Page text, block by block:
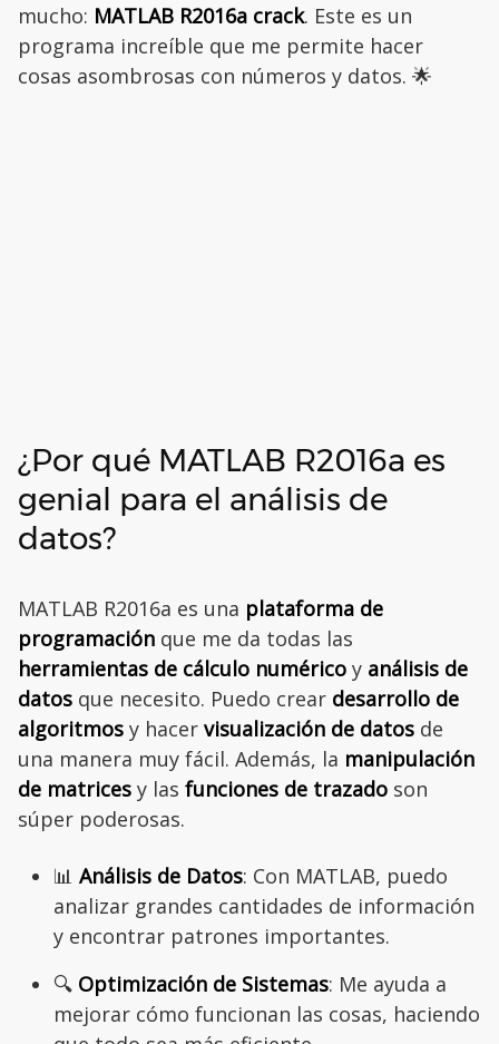
mucho: MATLAB R2016a crack. Este es un
programa increíble que me permite hacer
cosas asombrosas con números y datos. 🌟
¿Por qué MATLAB R2016a es
genial para el análisis de
datos?
MATLAB R2016a es una plataforma de
programación que me da todas las
herramientas de cálculo numérico y análisis de
datos que necesito. Puedo crear desarrollo de
algoritmos y hacer visualización de datos de
una manera muy fácil. Además, la manipulación
de matrices y las funciones de trazado son
súper poderosas.
📊 Análisis de Datos: Con MATLAB, puedo
analizar grandes cantidades de información
y encontrar patrones importantes.
🔍 Optimización de Sistemas: Me ayuda a
mejorar cómo funcionan las cosas, haciendo